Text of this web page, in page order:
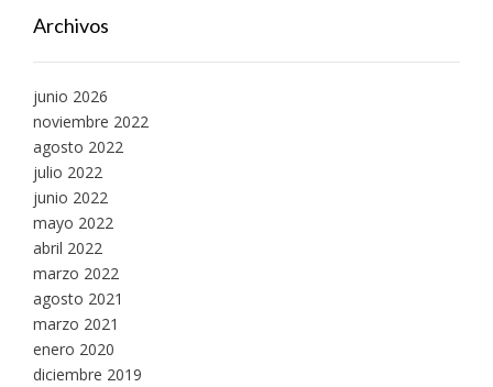
Archivos
junio 2026
noviembre 2022
agosto 2022
julio 2022
junio 2022
mayo 2022
abril 2022
marzo 2022
agosto 2021
marzo 2021
enero 2020
diciembre 2019